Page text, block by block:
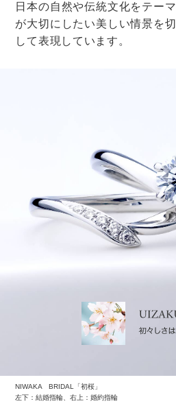
「菓子まき」 も特
花嫁がまくたくさんのお菓子を
で受けます。
他には、嫁入り道具を乗せて近
バックをしないそうですよ。
※「結婚スタイルマガジントレンド調査
調査時期：2018年7月